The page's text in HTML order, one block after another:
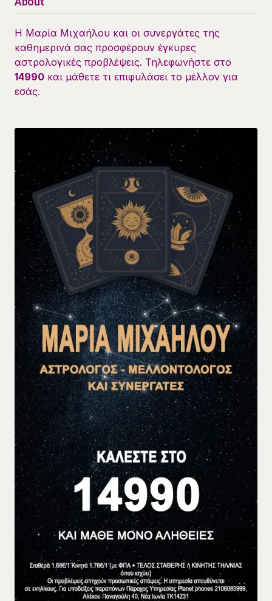
Η Μαρία Μιχαήλου και οι συνεργάτες της
καθημερινά σας προσφέρουν έγκυρες
αστρολογικές προβλέψεις. Τηλεφωνήστε στο
14990 και μάθετε τι επιφυλάσει το μέλλον για
εσάς.